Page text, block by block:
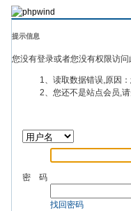
提示信息
您没有登录或者您没有权限访
1、读取数据错误,原因
2、您还不是站点会员,
密 码
找回密码